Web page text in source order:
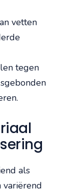
vetten
tegen
als
variërend